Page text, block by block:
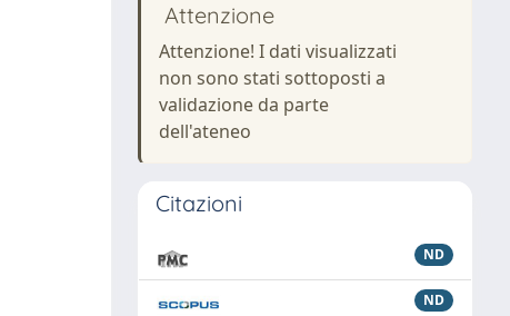
Attenzione
Attenzione! I dati visualizzati
non sono stati sottoposti a
validazione da parte
dell'ateneo
Citazioni
ND
ND